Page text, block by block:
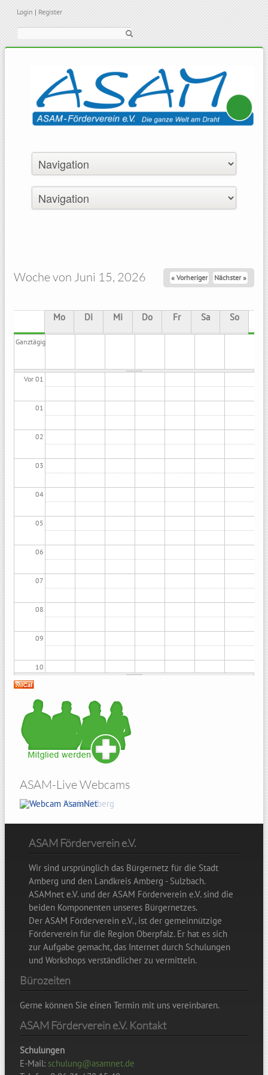
Login | Register
Woche von Juni 15, 2026 « Vorheriger Nächster »
Mo Di Mi Do Fr Sa So
Ganztägig
Vor 01
01
02
03
04
05
06
07
08
09
10
13
14
16
17
18
19
20
21
ASAM-Live Webcams
ASAM Förderverein e.V.
Wir sind ursprünglich das Bürgernetz für die Stadt
Amberg und den Landkreis Amberg - Sulzbach.
ASAMnet e.V. und der ASAM Förderverein e.V. sind die
beiden Komponenten unseres Bürgernetzes.
Der ASAM Förderverein e.V., ist der gemeinnützige
Förderverein für die Region Oberpfalz. Er hat es sich
zur Aufgabe gemacht, das Internet durch Schulungen
und Workshops verständlicher zu vermitteln.
Bürozeiten
Gerne können Sie einen Termin mit uns vereinbaren.
ASAM Förderverein e.V. Kontakt
Schulungen
E-Mail: schulung@asamnet.de